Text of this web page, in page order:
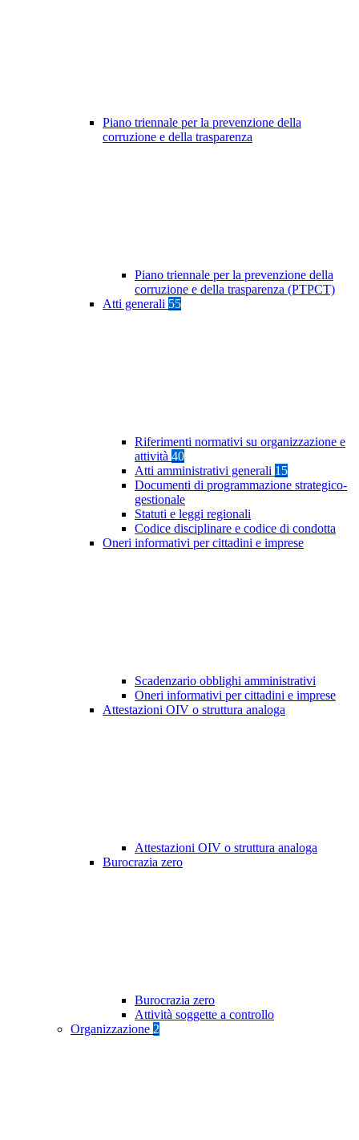
Piano triennale per la prevenzione della
corruzione e della trasparenza
Piano triennale per la prevenzione della
corruzione e della trasparenza (PTPCT)
Atti generali 55
Riferimenti normativi su organizzazione e
attività 40
Atti amministrativi generali 15
Documenti di programmazione strategico-
gestionale
Statuti e leggi regionali
Codice disciplinare e codice di condotta
Oneri informativi per cittadini e imprese
Scadenzario obblighi amministrativi
Oneri informativi per cittadini e imprese
Attestazioni OIV o struttura analoga
Attestazioni OIV o struttura analoga
Burocrazia zero
Burocrazia zero
Attività soggette a controllo
Organizzazione 2